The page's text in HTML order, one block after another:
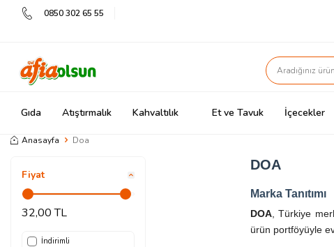
0850 302 65 55
Gıda Atıştırmalık Kahvaltılık Et ve Tavuk İçecekler
Anasayfa Doa
Fiyat
32,00 TL
İndirimli
DOA
Marka Tanıtımı
DOA , Türkiye
ürün portföyüyle